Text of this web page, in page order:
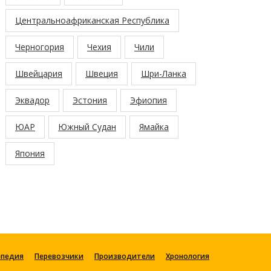
Центральноафриканская Республика
Черногория Чехия Чили
Швейцария Швеция Шри-Ланка
Эквадор Эстония Эфиопия
ЮАР Южный Судан Ямайка
Япония
Перевозчики Производители Хронология